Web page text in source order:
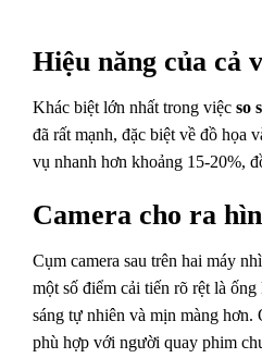
Hiệu năng của cả
Khác biệt lớn nhất trong việc so
đã rất mạnh, đặc biệt về đồ
vụ nhanh hơn khoảng 15-20%,
Camera cho ra
Cụm camera sau trên hai máy
một số điểm cải tiến rõ rệt là
sáng tự nhiên và mịn màng hơn.
phù hợp với người quay phim